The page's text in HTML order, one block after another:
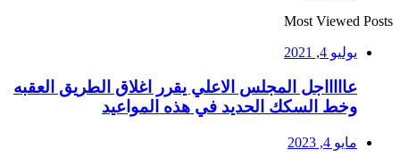
Most Viewed Posts
يوليو 4, 2021
عاااااجل المجلس الاعلي يقرر اغلاق الطريق العقبه
وخط السكك الحديد في هذه المواعيد
مايو 4, 2023